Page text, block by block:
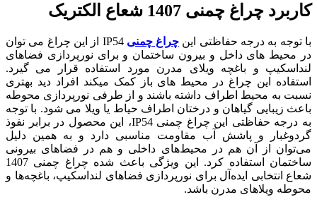
کاربرد چراغ چمنی 1407 شعاع الکتریک
با توجه به درجه حفاظتی این چراغ چمنی
IP54 از این چراغ می توان
در محیط های داخل و بیرون ساختمان و برای نورپردازی فضاهای
لنداسکیپ و باغچه ویلای مدرن مورد استفاده قرار می گیرد.
استفاده این چراغ در محیط های باز کمک میکند افراد دید بهتری
نسبت به محیط اطراف داشته باشند و از طرفی نورپردازی محوطه
باعث زیبایی گیاهان و درختان اطراف حیاط یا ویلا می شود. با توجه
به درجه حفاظتی این چراغ چمنی IP54، این محصول در برابر نفوذ
گردوغبار و پاشش آب مقاومت مناسبی دارد و به همین دلیل
می‌توان از آن هم در محیط‌های داخلی و هم در فضاهای بیرونی
ساختمان استفاده کرد. این ویژگی باعث شده چراغ چمنی 1407
شعاع انتخابی ایده‌آل برای نورپردازی فضاهای لنداسکیپ، باغچه‌ها و
محوطه ویلاهای مدرن باشد.